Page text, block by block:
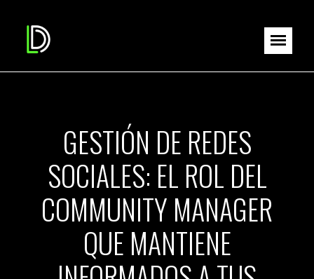
GESTIÓN DE REDES
SOCIALES: EL ROL DEL
COMMUNITY MANAGER
QUE MANTIENE